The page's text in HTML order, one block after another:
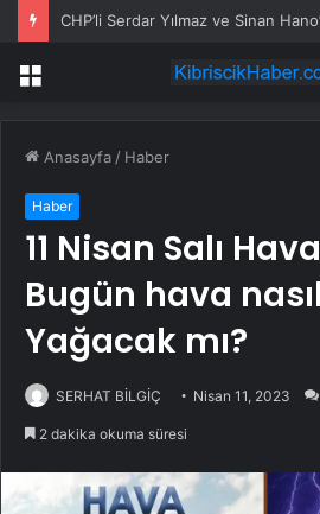
CHP’li Serdar Yılmaz ve Sinan
Menü
Anasayfa / Haber
Haber
11 Nisan Salı
Bugün hava
Yağacak mı?
SERHAT BİLGİÇ Nisan 11, 2023
2 dakika okuma süresi